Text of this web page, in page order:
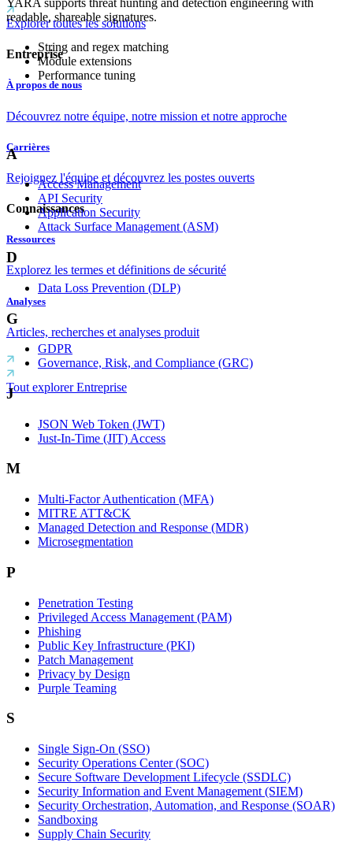
Explorer toutes les solutions
Entreprise
À propos de nous
Découvrez notre équipe, notre mission et notre approche
Carrières
Rejoignez l'équipe et découvrez les postes ouverts
Connaissances
Ressources
Explorez les termes et définitions de sécurité
Analyses
Articles, recherches et analyses produit
Tout explorer Entreprise
YARA supports threat hunting and detection engineering with
readable, shareable signatures.
String and regex matching
Module extensions
Performance tuning
A
Access Management
API Security
Application Security
Attack Surface Management (ASM)
D
Data Loss Prevention (DLP)
G
GDPR
Governance, Risk, and Compliance (GRC)
J
JSON Web Token (JWT)
Just-In-Time (JIT) Access
M
Multi-Factor Authentication (MFA)
MITRE ATT&CK
Managed Detection and Response (MDR)
Microsegmentation
P
Penetration Testing
Privileged Access Management (PAM)
Phishing
Public Key Infrastructure (PKI)
Patch Management
Privacy by Design
Purple Teaming
S
Single Sign-On (SSO)
Security Operations Center (SOC)
Secure Software Development Lifecycle (SSDLC)
Security Information and Event Management (SIEM)
Security Orchestration, Automation, and Response (SOAR)
Sandboxing
Supply Chain Security